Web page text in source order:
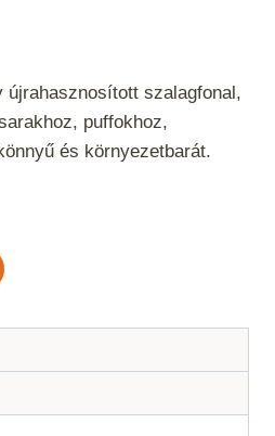
újrahasznosított szalagfonal,
puffokhoz,
és környezetbarát.